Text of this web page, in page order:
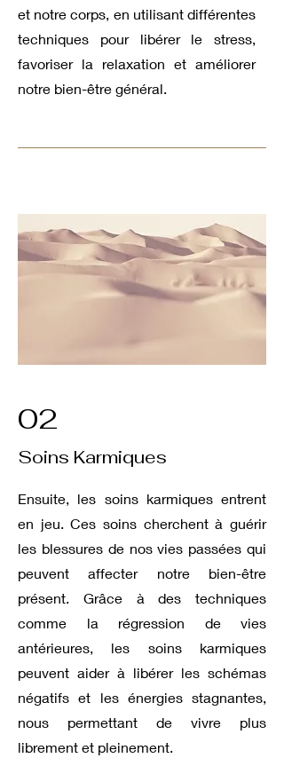
et notre corps, en utilisant différentes
techniques pour libérer le stress,
favoriser la relaxation et améliorer
notre bien-être général.
02
Soins Karmiques
Ensuite, les soins karmiques entrent
en jeu. Ces soins cherchent à guérir
les blessures de nos vies passées qui
peuvent affecter notre bien-être
présent. Grâce à des techniques
comme la régression de vies
antérieures, les soins karmiques
peuvent aider à libérer les schémas
négatifs et les énergies stagnantes,
nous permettant de vivre plus
librement et pleinement.